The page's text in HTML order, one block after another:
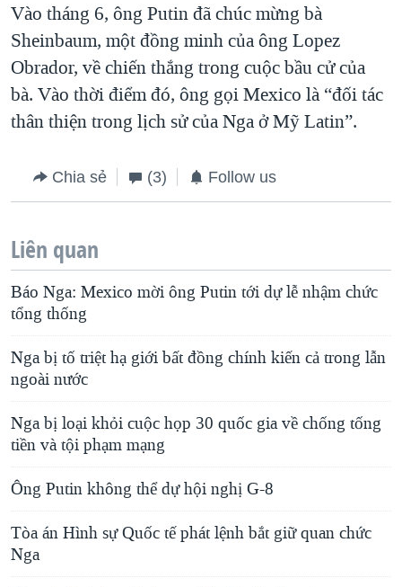
Vào tháng 6, ông Putin đã chúc mừng bà
Sheinbaum, một đồng minh của ông Lopez
Obrador, về chiến thắng trong cuộc bầu cử của
bà. Vào thời điểm đó, ông gọi Mexico là “đối tác
thân thiện trong lịch sử của Nga ở Mỹ Latin”.
Chia sẻ (3) Follow us
Liên quan
Báo Nga: Mexico mời ông Putin tới dự lễ nhậm chức
tổng thống
Nga bị tố triệt hạ giới bất đồng chính kiến cả trong lẫn
ngoài nước
Nga bị loại khỏi cuộc họp 30 quốc gia về chống tống
tiền và tội phạm mạng
Ông Putin không thể dự hội nghị G-8
Tòa án Hình sự Quốc tế phát lệnh bắt giữ quan chức
Nga